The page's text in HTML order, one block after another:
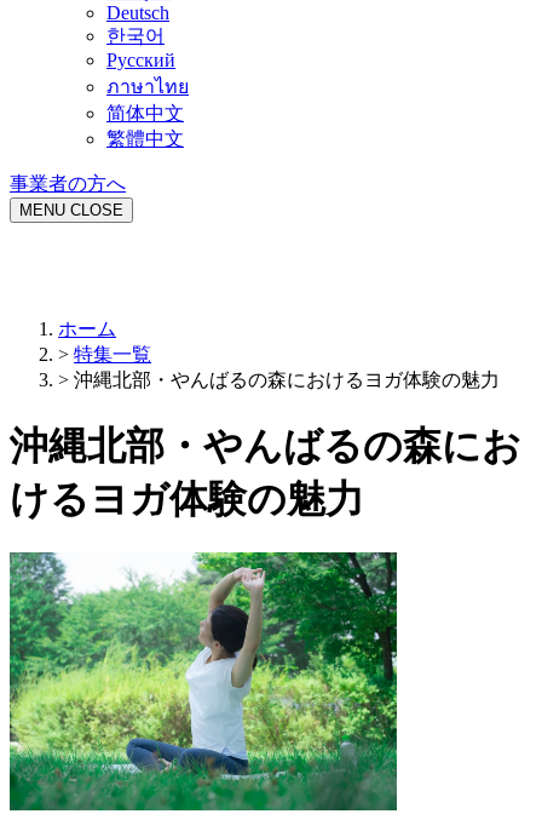
Deutsch
한국어
Русский
ภาษาไทย
简体中文
繁體中文
事業者の方へ
MENU CLOSE
ホーム
> 特集一覧
> 沖縄北部・やんばるの森におけるヨガ体験の魅力
沖縄北部・やんばるの森にお
けるヨガ体験の魅力